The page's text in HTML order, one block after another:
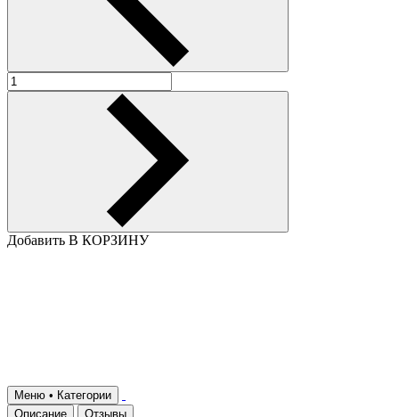
Добавить В КОРЗИНУ
Меню • Категории
Описание
Отзывы